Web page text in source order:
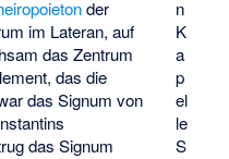
n
K
a
p
el
le
S
der
im Lateran, auf
das Zentrum
das die
das Signum von
das Signum